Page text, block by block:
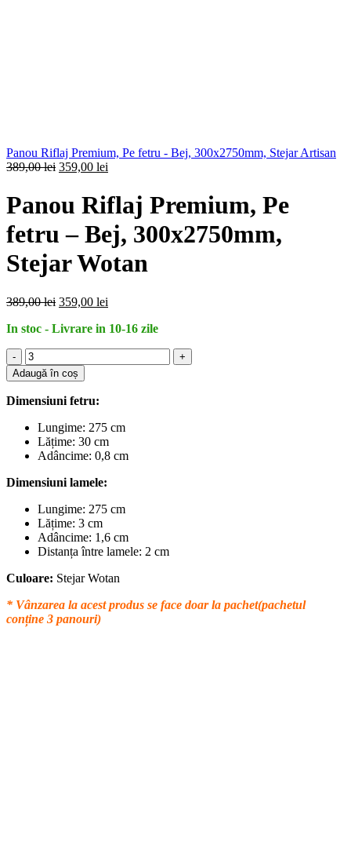
Panou Riflaj Premium, Pe fetru - Bej, 300x2750mm, Stejar Artisan
389,00lei Prețul
fost:
359,00 lei
este:
359,00 lei.
Panou Riflaj Premium, Pe
fetru – Bej, 300x2750mm,
Stejar Wotan
389,00lei Prețul
a
359,00 lei
este:
In stoc - Livrare in 10-16 zile
Cantitate
Panou
Riflaj
Premium,
fetru
-
Bej,
Stejar
Adaugă în coș
Dimensiuni fetru:
Lungime: 275 cm
Lățime: 30 cm
Adâncime: 0,8 cm
Dimensiuni lamele:
Lungime: 275 cm
Lățime: 3 cm
Adâncime: 1,6 cm
Distanța între lamele: 2 cm
Culoare: Stejar Wotan
* Vânzarea la acest produs se face doar la pachet(pachetul
conține 3 panouri)